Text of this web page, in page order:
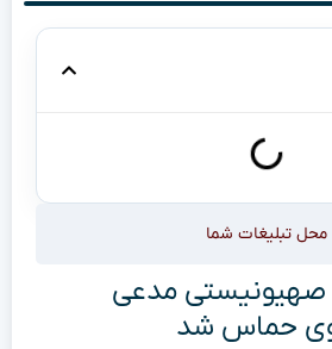
محل تبلیغات شما
صهیونیستی مدعی
حماس شد